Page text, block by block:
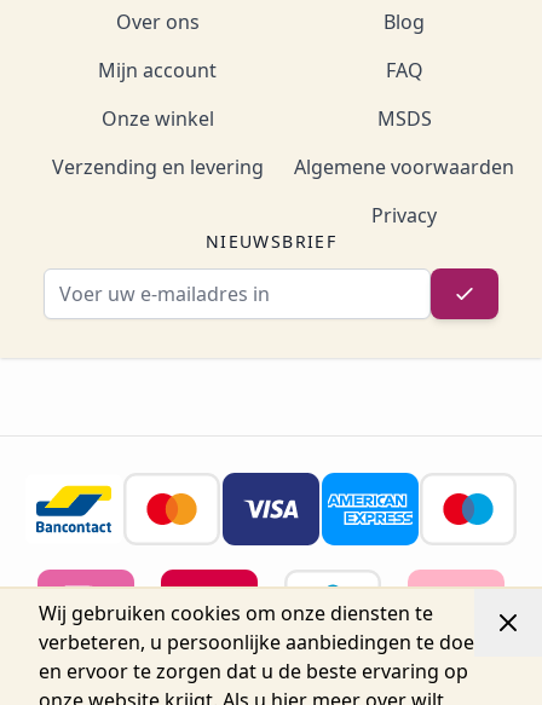
Wij gebruiken cookies om onze diensten te
verbeteren, u persoonlijke aanbiedingen te doen
en ervoor te zorgen dat u de beste ervaring op
Over ons
Mijn account
Onze winkel
Verzending en levering
Blog
FAQ
MSDS
Algemene voorwaarden
Privacy
NIEUWSBRIEF